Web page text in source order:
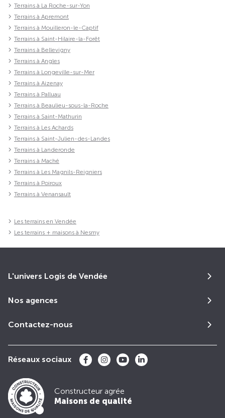
Terrains à La Roche-sur-Yon
Terrains à Apremont
Terrains à Mouilleron-le-Captif
Terrains à Saint-Hilaire-la-Forêt
Terrains à Bellevigny
Terrains à Angles
Terrains à Longeville-sur-Mer
Terrains à Aizenay
Terrains à Palluau
Terrains à Beaulieu-sous-la-Roche
Terrains à Saint-Mathurin
Terrains à Les Achards
Terrains à Saint-Julien-des-Landes
Terrains à Landeronde
Terrains à Maché
Terrains à Les Magnils-Reigniers
Terrains à Poiroux
Terrains à Venansault
Les terrains en Vendée
Les terrains + maisons à Nesmy
L'univers Logis de Vendée
Nos agences
Contactez-nous
Réseaux sociaux
Constructeur agrée
Maisons de qualité